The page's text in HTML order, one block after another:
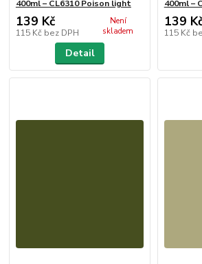
400ml – CL6310 Poison light
139 Kč
115 Kč bez DPH
Není
skladem
Detail
400ml –
139
115 Kč